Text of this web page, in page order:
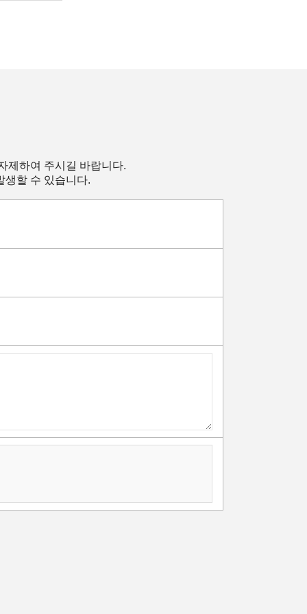
제하여 주시길 바랍니다.
생할 수 있습니다.